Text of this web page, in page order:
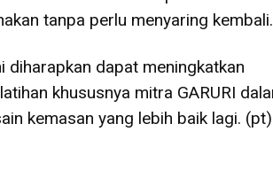
tanpa perlu menyaring kembali.
diharapkan dapat meningkatkan
khususnya mitra GARURI
kemasan yang lebih baik lagi. (pt)